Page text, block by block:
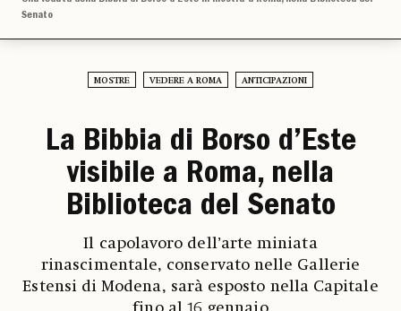
Senato
MOSTRE VEDERE A ROMA ANTICIPAZIONI
La Bibbia di Borso d’Este
visibile a Roma, nella
Biblioteca del Senato
Il capolavoro dell’arte miniata
rinascimentale, conservato nelle Gallerie
Estensi di Modena, sarà esposto nella Capitale